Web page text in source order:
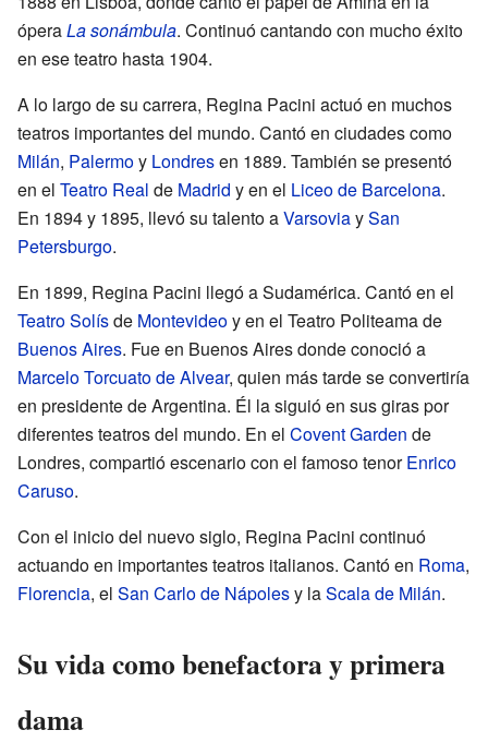
óperaLa sonámbula. Continuó cantando con mucho éxito
en ese teatro hasta 1904.
A lo largo de su carrera, Regina Pacini actuó en muchos
teatros importantes del mundo. Cantó en ciudades como
Milán, Palermoy Londresen 1889. También se presentó
en el Teatro Real de Madrid y en el Liceo de Barcelona.
En 1894 y 1895, llevó su talento aVarsoviaySan
Petersburgo.
En 1899, Regina Pacini llegó a Sudamérica. Cantó en el
Teatro Solísde Montevideoy en el Teatro Politeama de
Buenos Aires. Fue en Buenos Aires donde conoció a
Marcelo Torcuato de Alvear, quien más tarde se convertiría
en presidente de Argentina. Él la siguió en sus giras por
diferentes teatros del mundo. En el Covent Garden de
Londres, compartió escenario con el famoso tenorEnrico
Caruso.
Con el inicio del nuevo siglo, Regina Pacini continuó
actuando en importantes teatros italianos. Cantó en Roma,
Florencia, el San Carlo de Nápolesy laScala de Milán.
Su vida como benefactora y primera
dama